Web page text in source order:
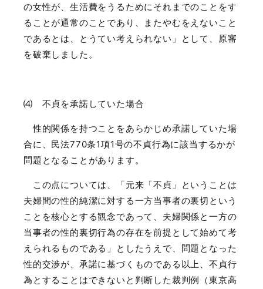
の女性が、生活費をうるためにそれまでのことをす
ることが通常のことであり、またやむをえないこと
であるとは、とうてい考えられない」として、原審
を破棄しました。
⑷ 不貞を承諾していた場合
性的関係を持つことをあらかじめ承諾していた場
合に、民法770条1項1号の不貞行為に該当するかが
問題となることがあります。
この点については、「元来「不貞」ということは
夫婦間の性的純潔に対する一方当事者の裏切という
ことを核心とする観念であって、夫婦関係と一方の
当事者の性的裏切行為の存在を前提として始めて考
えられるものである」としたうえで、問題となった
性的交渉が、承諾に基づくものである以上、不貞行
為とすることはできないと判断した裁判例（東京高